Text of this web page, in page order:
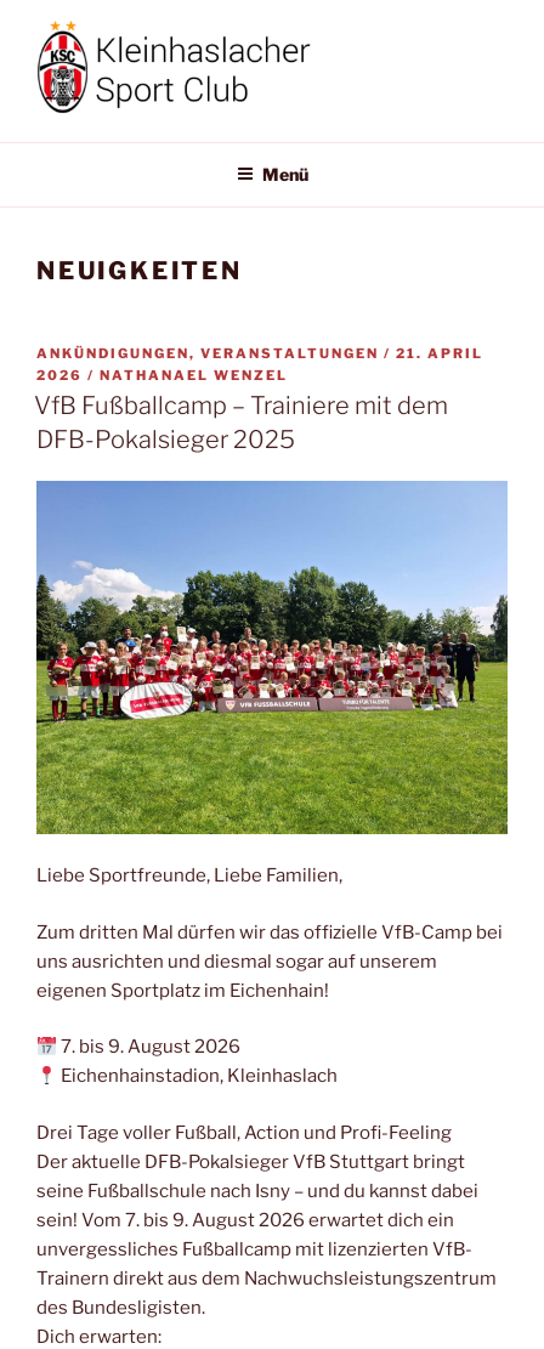
Inhalt
springen
KLEINHASLACHER-SC
Menü
NEUIGKEITEN
ANKÜNDIGUNGEN, VERANSTALTUNGEN / 21. APRIL
2026 / NATHANAEL WENZEL
VfB Fußballcamp – Trainiere mit dem
DFB-Pokalsieger 2025
Liebe Sportfreunde, Liebe Familien,
Zum dritten Mal dürfen wir das offizielle VfB-Camp bei
uns ausrichten und diesmal sogar auf unserem
eigenen Sportplatz im Eichenhain!
7. bis 9. August 2026
Eichenhainstadion, Kleinhaslach
Drei Tage voller Fußball, Action und Profi-Feeling
Der aktuelle DFB-Pokalsieger VfB Stuttgart bringt
seine Fußballschule nach Isny – und du kannst dabei
sein! Vom 7. bis 9. August 2026 erwartet dich ein
unvergessliches Fußballcamp mit lizenzierten VfB-
Trainern direkt aus dem Nachwuchsleistungszentrum
des Bundesligisten.
Dich erwarten: